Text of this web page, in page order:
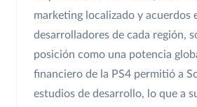
marketing localizado y acuerdos
desarrolladores de cada región,
posición como una potencia
financiero de la PS4 permitió a
estudios de desarrollo, lo que a